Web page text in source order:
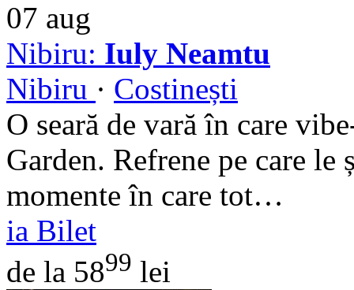
07 aug
Nibiru: Iuly Neamtu
Nibiru · Costinești
O seară de vară în care
Garden. Refrene pe care
momente în care tot…
ia Bilet
de la 5899 lei